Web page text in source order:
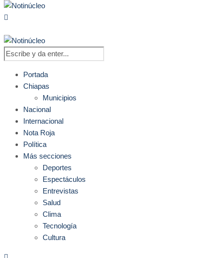
Portada
Chiapas
Municipios
Nacional
Internacional
Nota Roja
Política
Más secciones
Deportes
Espectáculos
Entrevistas
Salud
Clima
Tecnología
Cultura